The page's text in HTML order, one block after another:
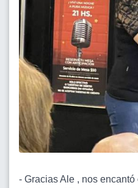
- Gracias Ale , nos